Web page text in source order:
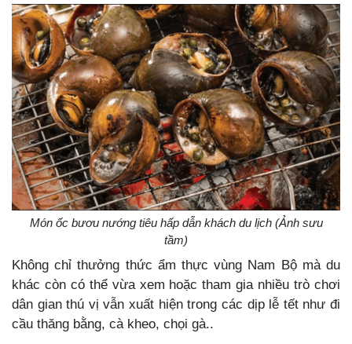
Món ốc bươu nướng tiêu hấp dẫn khách du lịch (Ảnh sưu
tầm)
Không chỉ thưởng thức ẩm thực vùng Nam Bộ mà du
khác còn có thể vừa xem hoặc tham gia nhiều trò chơi
dân gian thú vị vẫn xuất hiện trong các dịp lễ tết như đi
cầu thăng bằng, cà kheo, chọi gà..